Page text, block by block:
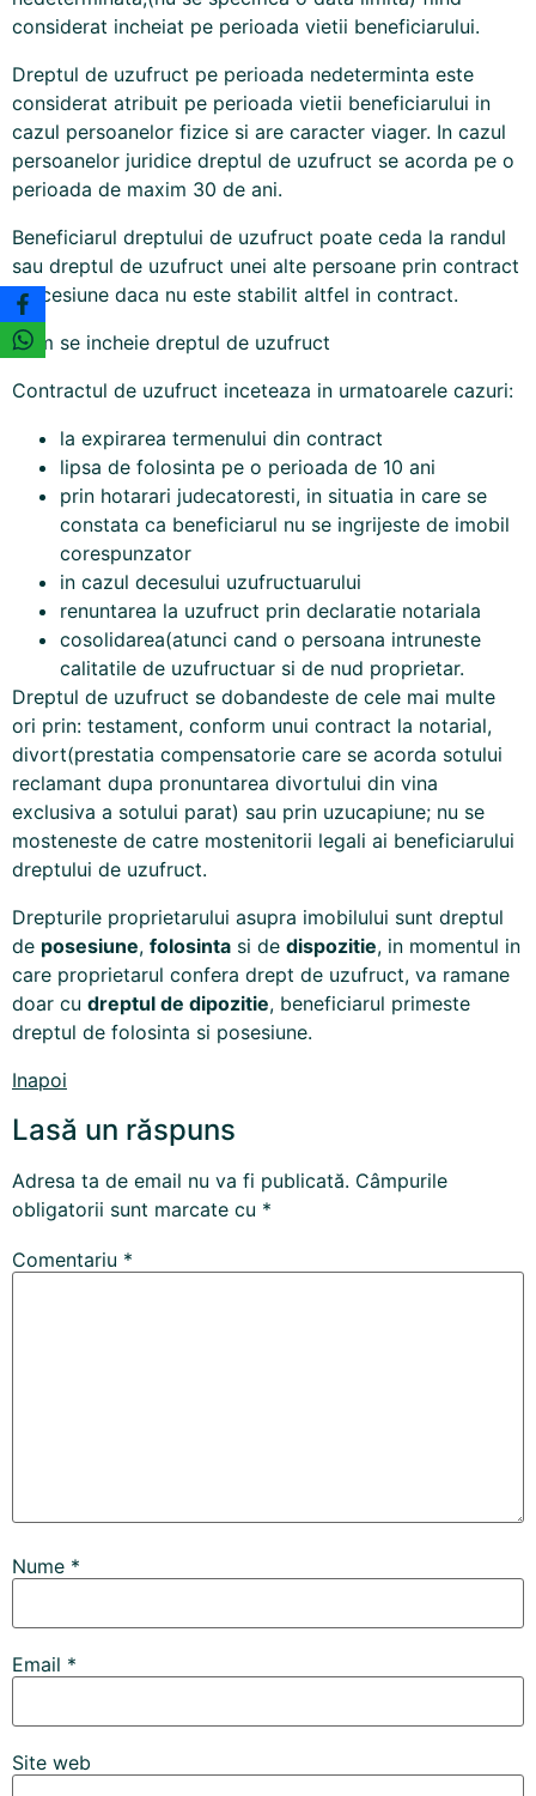
considerat incheiat pe perioada vietii beneficiarului.
Dreptul de uzufruct pe perioada nedeterminta este
considerat atribuit pe perioada vietii beneficiarului in
cazul persoanelor fizice si are caracter viager. In cazul
persoanelor juridice dreptul de uzufruct se acorda pe o
perioada de maxim 30 de ani.
Beneficiarul dreptului de uzufruct poate ceda la randul
sau dreptul de uzufruct unei alte persoane prin contract
de cesiune daca nu este stabilit altfel in contract.
Cum se incheie dreptul de uzufruct
Contractul de uzufruct inceteaza in urmatoarele cazuri:
la expirarea termenului din contract
lipsa de folosinta pe o perioada de 10 ani
prin hotarari judecatoresti, in situatia in care se
constata ca beneficiarul nu se ingrijeste de imobil
corespunzator
in cazul decesului uzufructuarului
renuntarea la uzufruct prin declaratie notariala
cosolidarea(atunci cand o persoana intruneste
calitatile de uzufructuar si de nud proprietar.
Dreptul de uzufruct se dobandeste de cele mai multe
ori prin: testament, conform unui contract la notarial,
divort(prestatia compensatorie care se acorda sotului
reclamant dupa pronuntarea divortului din vina
exclusiva a sotului parat) sau prin uzucapiune; nu se
mosteneste de catre mostenitorii legali ai beneficiarului
dreptului de uzufruct.
Drepturile proprietarului asupra imobilului sunt dreptul
de posesiune, folosinta si de dispozitie, in momentul in
care proprietarul confera drept de uzufruct, va ramane
doar cu dreptul de dipozitie, beneficiarul primeste
dreptul de folosinta si posesiune.
Inapoi
Lasă un răspuns
Adresa ta de email nu va fi publicată. Câmpurile
obligatorii sunt marcate cu *
Comentariu *
Nume *
Email *
Site web